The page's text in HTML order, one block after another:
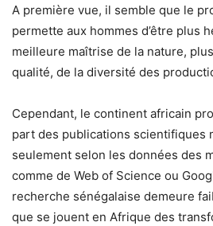
A première vue, il semble que le
permette aux hommes d’être plus
meilleure maîtrise de la nature,
qualité, de la diversité des
Cependant, le continent africain
part des publications scientifiques
seulement selon les données des
comme de Web of Science ou
recherche sénégalaise demeure
que se jouent en Afrique des